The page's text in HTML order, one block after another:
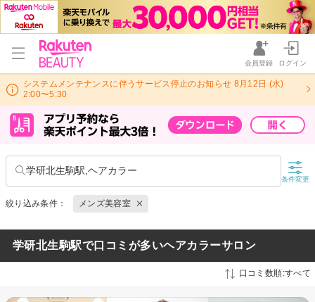
会員登録 ログイン
システムメンテナンスに伴うサービス停止のお知らせ 8月12日 (水)
2:00〜5:30
学研北生駒駅,ヘアカラー
条件変更
絞り込み条件： メンズ美容室
学研北生駒駅で口コミが多いヘアカラーサロン
口コミ数順:すべて